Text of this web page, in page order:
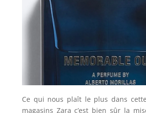
Ce qui nous plaît le plus dans
magasins Zara c’est bien sûr la